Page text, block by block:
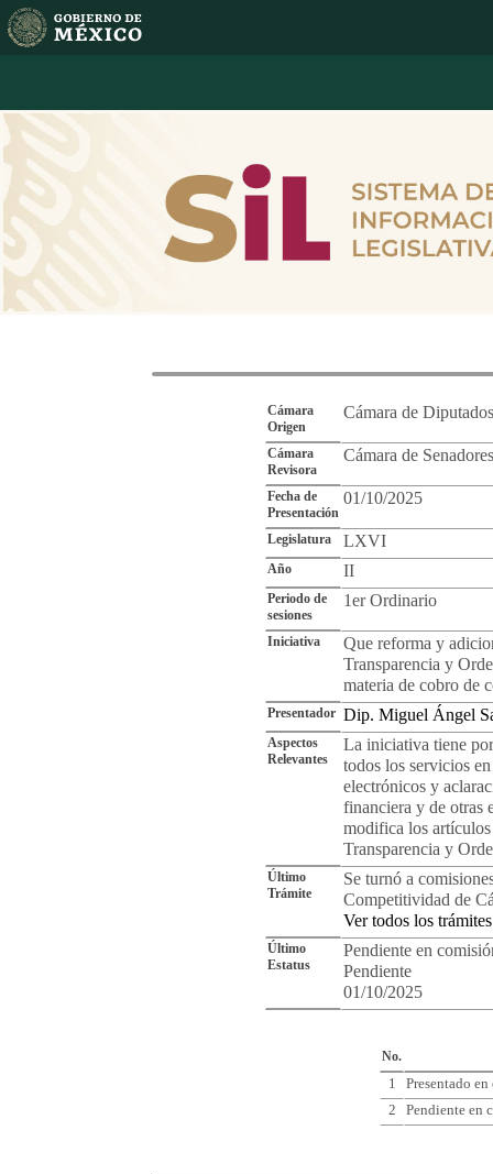
Cámara
Origen
Cámara de Diputados
Cámara
Revisora
Cámara de Senadores
Fecha de
Presentación
01/10/2025
Legislatura LXVI
Año II
Periodo de
sesiones
1er Ordinario
Iniciativa
Que reforma y
Transparencia y
materia de cobro de
Presentador Dip. Miguel Ángel
Aspectos
Relevantes
La iniciativa tiene
todos los servicios
electrónicos y
financiera y de otras
modifica los
Transparencia y
Último
Trámite
Se turnó a
Competitividad de
Ver todos los trámites
Último
Estatus
Pendiente en
Pendiente
01/10/2025
No.
1
Presentado
2
Pendiente en